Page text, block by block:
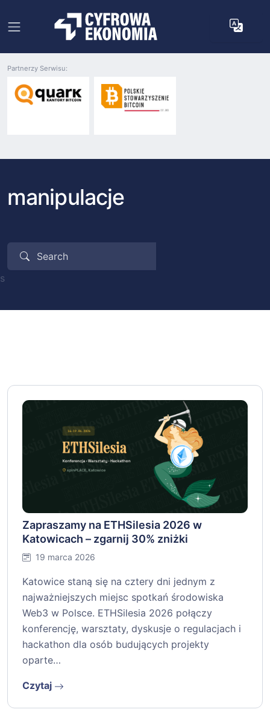
Partnerzy Serwisu:
manipulacje
s
Zapraszamy na ETHSilesia 2026 w
Katowicach – zgarnij 30% zniżki
19 marca 2026
Katowice staną się na cztery dni jednym z
najważniejszych miejsc spotkań środowiska
Web3 w Polsce. ETHSilesia 2026 połączy
konferencję, warsztaty, dyskusje o regulacjach i
hackathon dla osób budujących projekty
oparte…
Czytaj